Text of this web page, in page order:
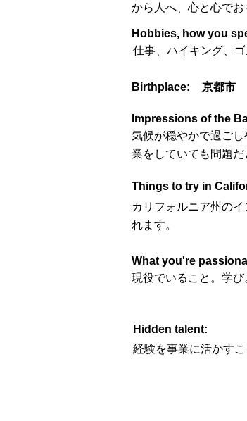
から人へ、心と心でお
Hobbies, how you
仕事、ハイキング、
Birthplace: 京都市
Impressions of the
気候が穏やかで過ご
業をしていても問題だ
Things to try in
カリフォルニア州の
れます。
What you're
現役でいること。学び
Hidden talent:
経験を事業に活かすこ